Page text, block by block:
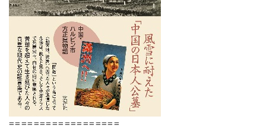
==================